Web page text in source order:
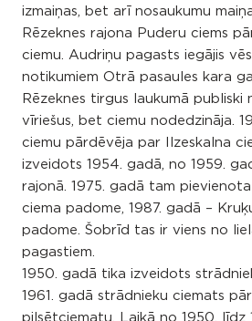
izmaiņas, bet arī nosaukumu
Rēzeknes rajona Puderu ciems
ciemu. Audriņu pagasts iegājis
notikumiem Otrā pasaules kara
Rēzeknes tirgus laukumā publiski
vīriešus, bet ciemu nodedzināja.
ciemu pārdēvēja par Ilzeskalna
izveidots 1954. gadā, no 1959.
rajonā. 1975. gadā tam
ciema padome, 1987. gadā –
padome. Šobrīd tas ir viens no
pagastiem.
1950. gadā tika izveidots
1961. gadā strādnieku ciemats
pilsētciematu. Laikā no 1950. līdz